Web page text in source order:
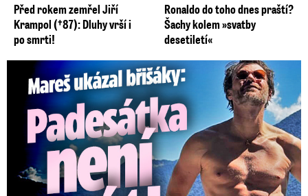
Před rokem zemřel Jiří
Krampol (†87): Dluhy vrší i
po smrti!
Ronaldo do toho dnes praští?
Šachy kolem »svatby
desetiletí«
Mareš v dokonalé formě ukázal břišáky: Padesátka není znát